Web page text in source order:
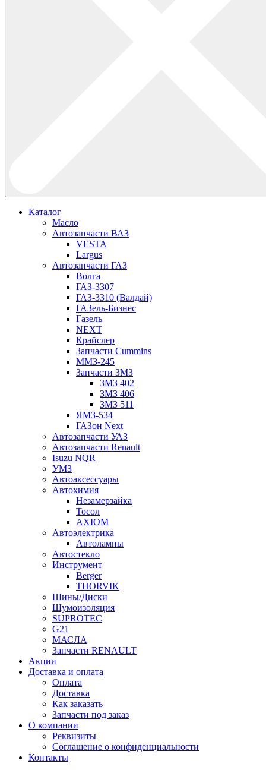
Каталог
Масло
Автозапчасти ВАЗ
VESTA
Largus
Автозапчасти ГАЗ
Волга
ГАЗ-3307
ГАЗ-3310 (Валдай)
ГАЗель-Бизнес
Газель
NEXT
Крайслер
Запчасти Cummins
ММЗ-245
Запчасти ЗМЗ
ЗМЗ 402
ЗМЗ 406
ЗМЗ 511
ЯМЗ-534
ГАЗон Next
Автозапчасти УАЗ
Автозапчасти Renault
Isuzu NQR
УМЗ
Автоаксессуары
Автохимия
Незамерзайка
Тосол
AXIOM
Автоэлектрика
Автолампы
Автостекло
Инструмент
Berger
THORVIK
Шины/Диски
Шумоизоляция
SUPROTEC
G21
МАСЛА
Запчасти RENAULT
Акции
Доставка и оплата
Оплата
Доставка
Как заказать
Запчасти под заказ
О компании
Реквизиты
Соглашение о конфиденциальности
Контакты